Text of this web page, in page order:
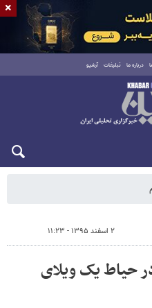
درباره ما تبلیغات آرشیو
۲ اسفند ۱۳۹۵ - ۱۱:۲۳
حیاط یک ویلای
×